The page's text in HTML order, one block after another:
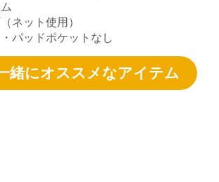
ネット使用）
パッドポケットなし
緒にオススメなアイテム